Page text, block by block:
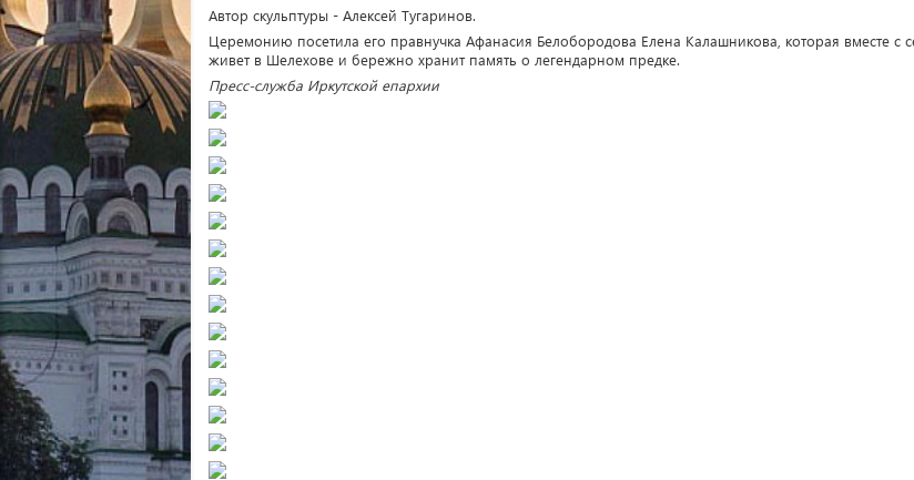
Автор скульптуры - Алексей Тугаринов.
Церемонию посетила его правнучка Афанасия Белобородова Елена Калашникова, которая вместе с
живет в Шелехове и бережно хранит память о легендарном предке.
Пресс-служба Иркутской епархии